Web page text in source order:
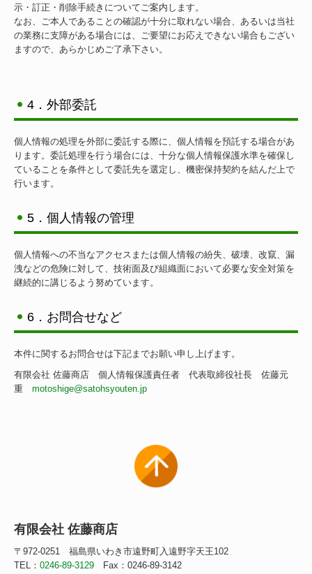
示・訂正・削除手続きについてご案内します。
なお、ご本人であることの確認が十分に取れない場合、あるいは当社
の業務に支障がある場合には、ご要望にお応えできない場合もござい
ますので、あらかじめご了承下さい。
4．外部委託
個人情報の処理を外部に委託する際に、個人情報を預託する場合があ
ります。委託処理を行う場合には、十分な個人情報保護水準を確保し
ていることを条件として委託先を選定し、機密保持契約を結んだ上で
行います。
5．個人情報の管理
個人情報への不当なアクセスまたは個人情報の紛失、破壊、改竄、漏
洩などの危険に対して、技術面及び組織面において必要な安全対策を
継続的に講じるよう努めています。
6．お問合せなど
本件に関するお問合せは下記までお願い申し上げます。
有限会社 佐藤商店 個人情報保護責任者 代表取締役社長 佐藤元
重 motoshige@satohsyouten.jp
有限会社 佐藤商店
〒972-0251 福島県いわき市遠野町入遠野字天王102
TEL： 0246-89-3129 Fax：0246-89-3142